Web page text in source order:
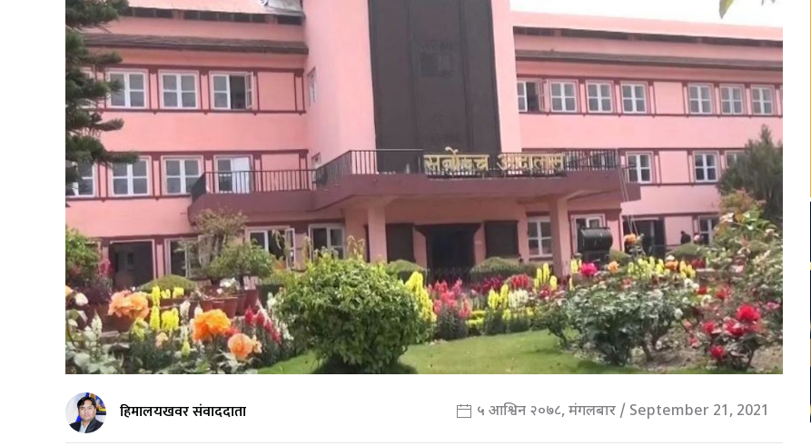
हिमालयखवर संवाददाता ५ आश्विन २०७८, मंगलबार / September 21, 2021